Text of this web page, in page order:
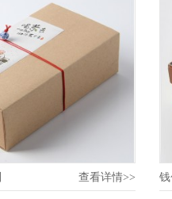
查看详情>>